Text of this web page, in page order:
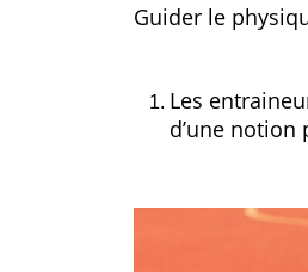
Guider le
Les
d’une